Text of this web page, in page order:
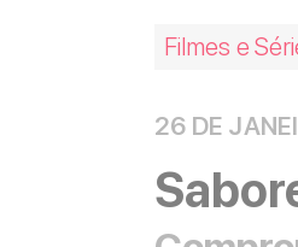
Filmes e
26 DE